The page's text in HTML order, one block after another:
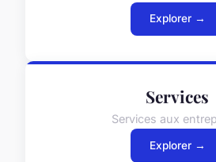
Explorer →
Services
Services aux
Explorer →